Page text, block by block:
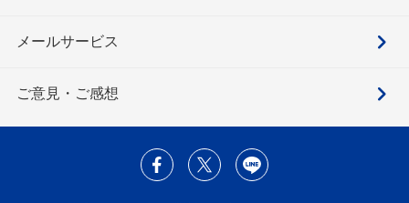
メールサービス
ご意見・ご感想